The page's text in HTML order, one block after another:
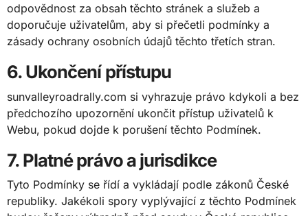
odpovědnost za obsah těchto stránek a služeb a
doporučuje uživatelům, aby si přečetli podmínky a
zásady ochrany osobních údajů těchto třetích stran.
6. Ukončení přístupu
sunvalleyroadrally.com si vyhrazuje právo kdykoli a bez
předchozího upozornění ukončit přístup uživatelů k
Webu, pokud dojde k porušení těchto Podmínek.
7. Platné právo a jurisdikce
Tyto Podmínky se řídí a vykládají podle zákonů České
republiky. Jakékoli spory vyplývající z těchto Podmínek